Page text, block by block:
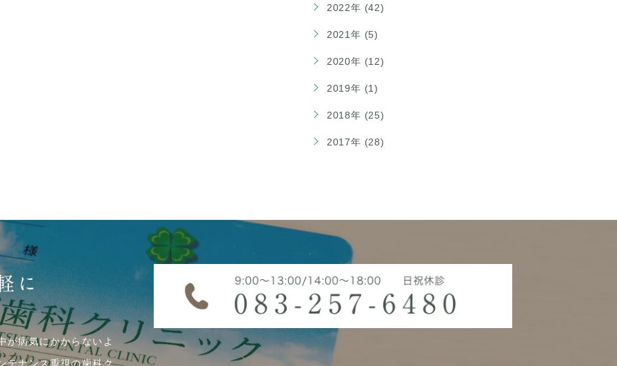
2022年 (42)
2021年 (5)
2020年 (12)
2019年 (1)
2018年 (25)
2017年 (28)
に
が病気にかからないよ
テナンス重視の歯科ク